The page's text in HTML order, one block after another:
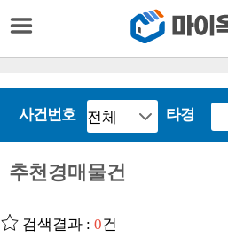
사건번호 타경
추천경매물건
검색결과 : 0건